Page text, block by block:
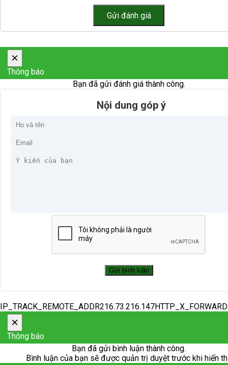
×
Thông báo
Bạn đã gửi đánh giá thành công.
Nội dung góp ý
×
Thông báo
Bạn đã gửi bình luận thành công.
Bình luận của bạn sẽ được quản trị duyệt trước khi hiển